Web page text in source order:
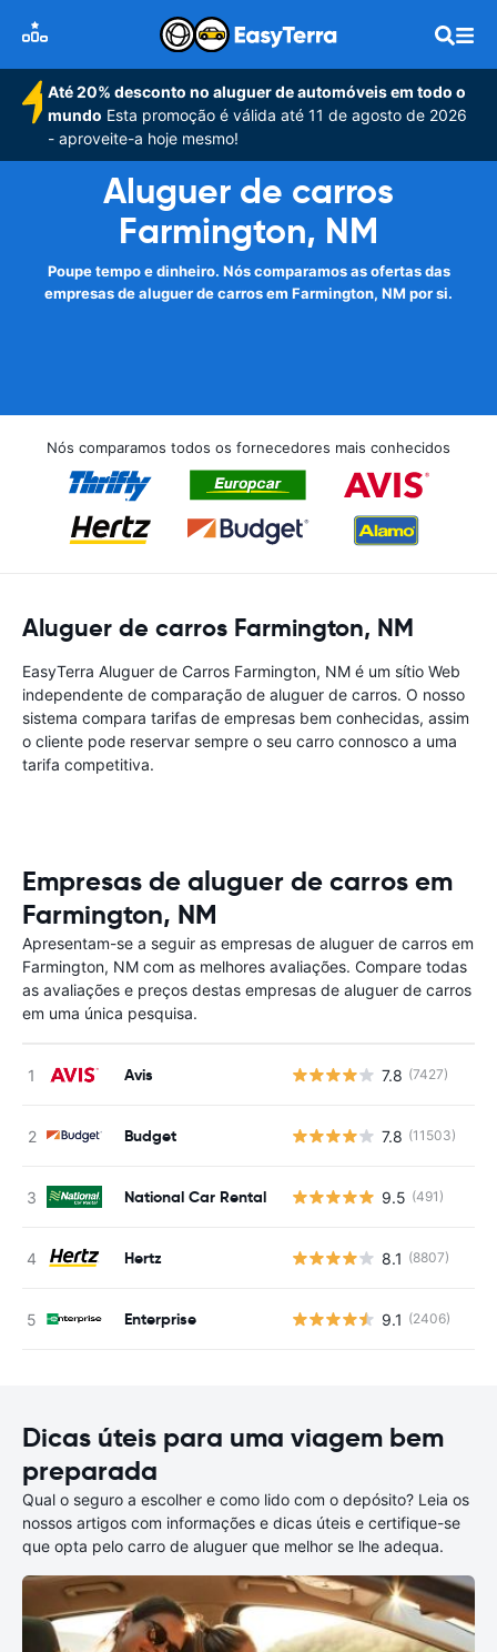
Até 20% desconto no aluguer de automóveis em todo o
mundo Esta promoção é válida até 11 de agosto de 2026
- aproveite-a hoje mesmo!
Aluguer de carros
Farmington, NM
Poupe tempo e dinheiro. Nós comparamos as ofertas das
empresas de aluguer de carros em Farmington, NM por si.
Nós comparamos todos os fornecedores mais conhecidos
Aluguer de carros Farmington, NM
EasyTerra Aluguer de Carros Farmington, NM é um sítio Web
independente de comparação de aluguer de carros. O nosso
sistema compara tarifas de empresas bem conhecidas, assim
o cliente pode reservar sempre o seu carro connosco a uma
tarifa competitiva.
Empresas de aluguer de carros em
Farmington, NM
Apresentam-se a seguir as empresas de aluguer de carros em
Farmington, NM com as melhores avaliações. Compare todas
as avaliações e preços destas empresas de aluguer de carros
em uma única pesquisa.
Avis 7.8 (7427)
Budget 7.8 (11503)
National Car Rental 9.5 (491)
Hertz 8.1 (8807)
Enterprise 9.1 (2406)
Dicas úteis para uma viagem bem
preparada
Qual o seguro a escolher e como lido com o depósito? Leia os
nossos artigos com informações e dicas úteis e certifique-se
que opta pelo carro de aluguer que melhor se lhe adequa.